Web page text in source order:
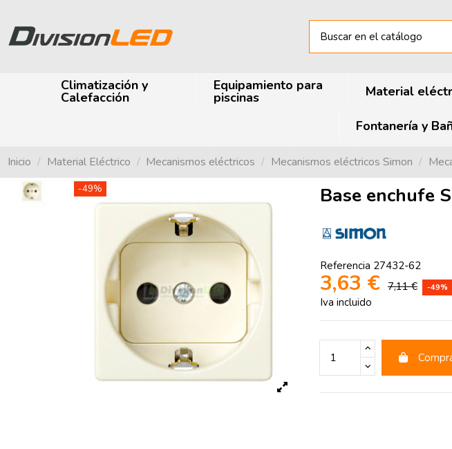
Climatización y
Calefacción
Equipamiento para
piscinas Material
Fontanería y
Inicio Material Eléctrico Mecanismos eléctricos Mecanismos eléctricos Simon
-49% Base enchufe
Referencia 27432-62
3,63 € 7,11 € -49%
Iva incluido